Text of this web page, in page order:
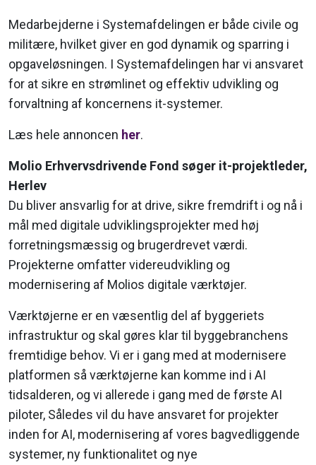
Medarbejderne i Systemafdelingen er både civile og
militære, hvilket giver en god dynamik og sparring i
opgaveløsningen. I Systemafdelingen har vi ansvaret
for at sikre en strømlinet og effektiv udvikling og
forvaltning af koncernens it-systemer.
Læs hele annoncen her.
Molio Erhvervsdrivende Fond søger it-pro­jekt­le­der,
Herlev
Du bliver ansvarlig for at drive, sikre fremdrift i og nå i
mål med digitale udviklingsprojekter med høj
forretningsmæssig og brugerdrevet værdi.
Projekterne omfatter videreudvikling og
modernisering af Molios digitale værktøjer.
Værktøjerne er en væsentlig del af byggeriets
infrastruktur og skal gøres klar til byggebranchens
fremtidige behov. Vi er i gang med at modernisere
platformen så værktøjerne kan komme ind i AI
tidsalderen, og vi allerede i gang med de første AI
piloter, Således vil du have ansvaret for projekter
inden for AI, modernisering af vores bagvedliggende
systemer, ny funktionalitet og nye